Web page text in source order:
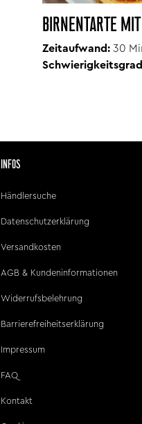
BIRNENTARTE
Zeitaufwand: 30
INFOS
Händlersuche
Datenschutzerklärung
Versandkosten
AGB & Kundeninformationen
Widerrufsbelehrung
Barrierefreiheitserklärung
Impressum
FAQ
Kontakt